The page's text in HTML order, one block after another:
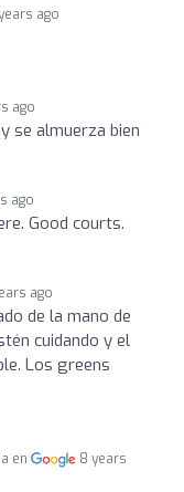
ago
ago
se almuerza bien
ago
Good courts.
ago
de la mano de
cuidando y el
Los greens
en
8 years